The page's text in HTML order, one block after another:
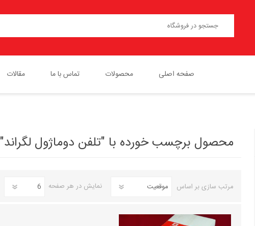
صفحه اصلی محصولات
پچ کورد لگراند
کلید و پریز مدل موزاییک لگراند
تماس با ما مقالات
محصول برچسب خورده با "تلفن دوماژول لگراند"
مرتب سازی بر اساس نمایش در هر صفحه